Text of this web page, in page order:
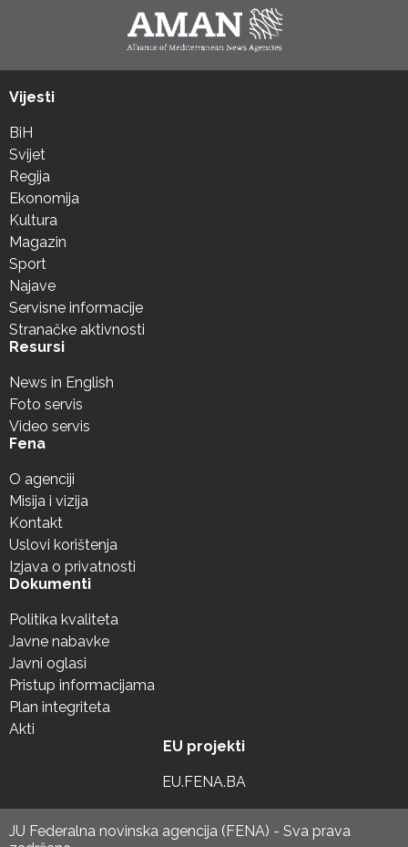
Vijesti
BiH
Svijet
Regija
Ekonomija
Kultura
Magazin
Sport
Najave
Servisne informacije
Stranačke aktivnosti
Resursi
News in English
Foto servis
Video servis
Fena
O agenciji
Misija i vizija
Kontakt
Uslovi korištenja
Izjava o privatnosti
Dokumenti
Politika kvaliteta
Javne nabavke
Javni oglasi
Pristup informacijama
Plan integriteta
Akti
EU projekti
EU.FENA.BA
JU Federalna novinska agencija (FENA) - Sva prava